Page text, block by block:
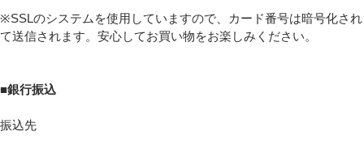
※SSLのシステムを使用していますので、カード番号は暗号化され
て送信されます。安心してお買い物をお楽しみください。
■銀行振込
振込先